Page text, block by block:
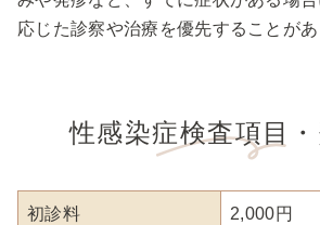
応じた診察や治療を優先することがあ
性感染症検査項目・
初診料 2,000円